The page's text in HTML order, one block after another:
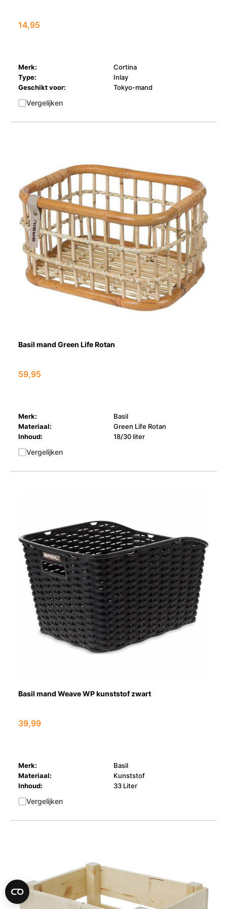
14,95
Merk:
Cortina
Type:
Inlay
Geschikt voor:
Tokyo-mand
Vergelijken
Basil mand Green Life Rotan
59,95
Merk:
Basil
Materiaal:
Green Life Rotan
Inhoud:
18/30 liter
Vergelijken
Basil mand Weave WP kunststof zwart
39,99
Merk:
Basil
Materiaal:
Kunststof
Inhoud:
33 Liter
Vergelijken
Schrijf je in en ontvang €10 korting*,
exclusieve voordelen en superhandig tips!
INSCHRIJVEN
*Op fietsen met een orderbedrag van min. €300.
*Op e-bikes met een orderbedrag van min. €1300.